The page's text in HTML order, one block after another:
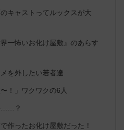
キャストってルックスが大
一怖いお化け屋敷』のあらす
を外したい若者達
！」ワクワクの6人
……？
作ったお化け屋敷だった！